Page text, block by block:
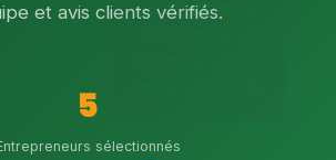
et avis clients vérifiés.
5
sélectionnés